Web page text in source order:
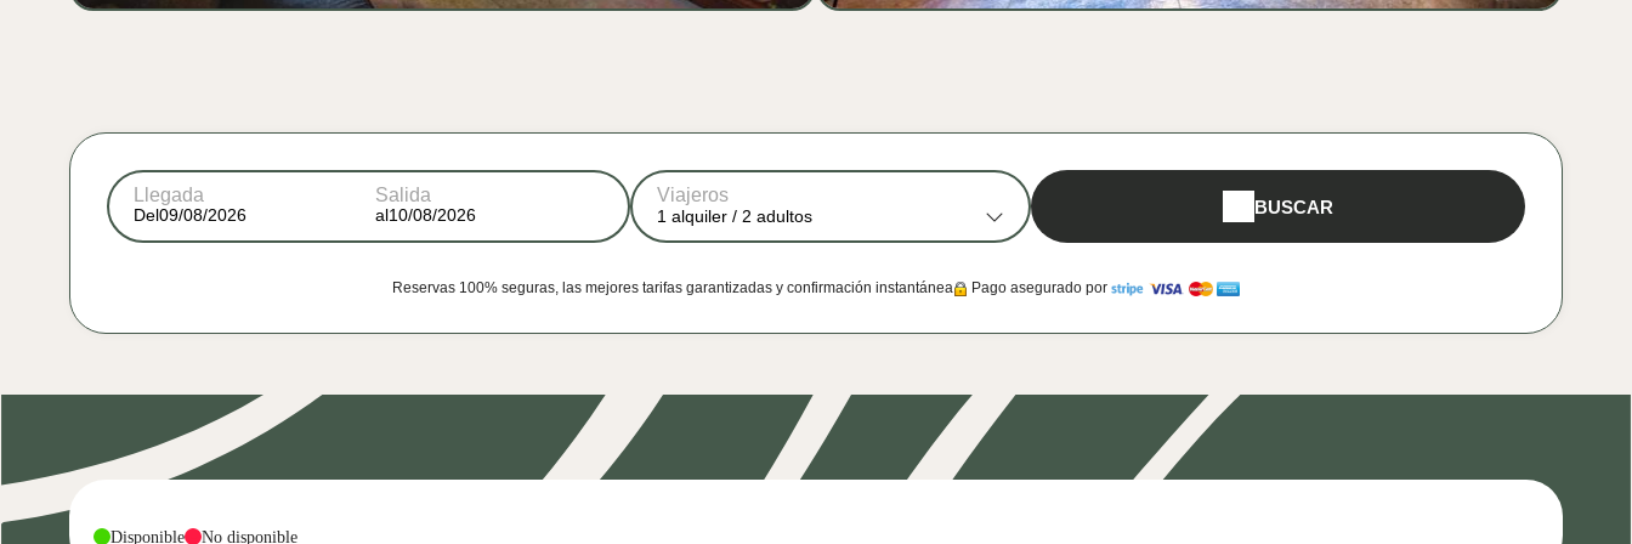
Llegada
Del
Salida
al
Viajeros
1 alquiler / 2 adultos BUSCAR
Reservas 100% seguras, las mejores tarifas garantizadas y confirmación instantánea Pago asegurado por
Disponible No disponible